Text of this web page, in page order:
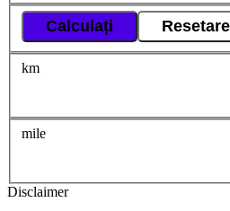
Calculați Resetare
km
mile
Disclaimer